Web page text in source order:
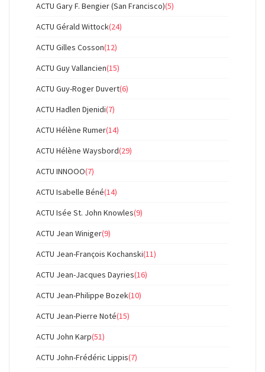
ACTU Gary F. Bengier (San Francisco)(5)
ACTU Gérald Wittock(24)
ACTU Gilles Cosson(12)
ACTU Guy Vallancien(15)
ACTU Guy-Roger Duvert(6)
ACTU Hadlen Djenidi(7)
ACTU Hélène Rumer(14)
ACTU Hélène Waysbord(29)
ACTU INNOOO(7)
ACTU Isabelle Béné(14)
ACTU Isée St. John Knowles(9)
ACTU Jean Winiger(9)
ACTU Jean-François Kochanski(11)
ACTU Jean-Jacques Dayries(16)
ACTU Jean-Philippe Bozek(10)
ACTU Jean-Pierre Noté(15)
ACTU John Karp(51)
ACTU John-Frédéric Lippis(7)